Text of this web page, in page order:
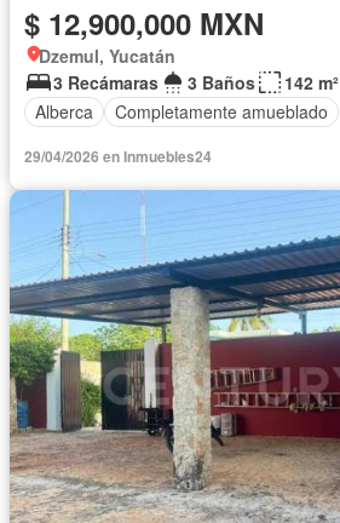
$ 12,900,000 MXN
Dzemul, Yucatán
3 Recámaras
3 Baños
142 m²
Alberca
Completamente amueblado
29/04/2026 en Inmuebles24